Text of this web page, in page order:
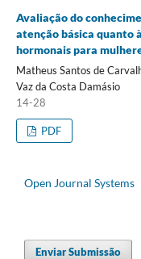
Avaliação do
atenção básica quanto
hormonais para
Matheus Santos de
Vaz da Costa Damásio
14-28
PDF
Open Journal Systems
Enviar Submissão